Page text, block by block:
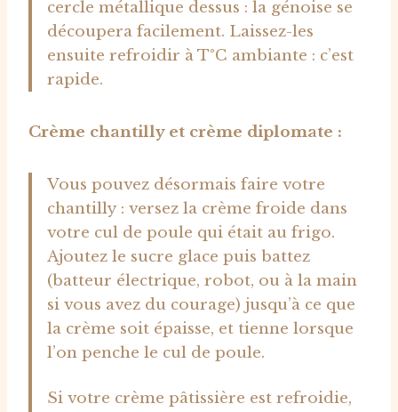
cercle métallique dessus : la génoise se
découpera facilement. Laissez-les
ensuite refroidir à T°C ambiante : c’est
rapide.
Crème chantilly et crème diplomate :
Vous pouvez désormais faire votre
chantilly : versez la crème froide dans
votre cul de poule qui était au frigo.
Ajoutez le sucre glace puis battez
(batteur électrique, robot, ou à la main
si vous avez du courage) jusqu’à ce que
la crème soit épaisse, et tienne lorsque
l’on penche le cul de poule.
Si votre crème pâtissière est refroidie,